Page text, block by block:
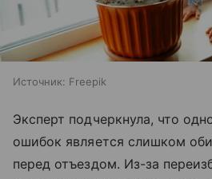
Источник: Freepik
Эксперт подчеркнула, что
ошибок является слишком
перед отъездом. Из-за